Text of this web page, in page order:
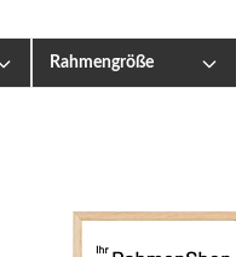
Rahmengröße